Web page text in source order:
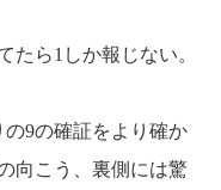
たら1しか報じない。
9の確証をより確か
向こう、裏側には驚